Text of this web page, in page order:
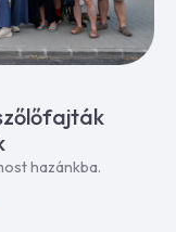
hazánkba.